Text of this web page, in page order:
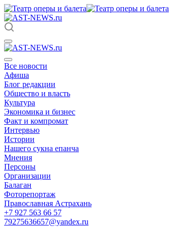
Все новости
Афиша
Блог редакции
Общество и власть
Культура
Экономика и бизнес
Факт и компромат
Интервью
Истории
Нашего сукна епанча
Мнения
Персоны
Организации
Балаган
Фоторепортаж
Православная Астрахань
+7 927 563 66 57
79275636657@yandex.ru